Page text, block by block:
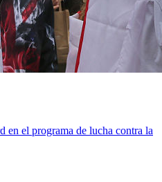
en el programa de lucha contra la